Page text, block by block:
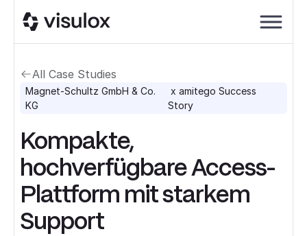
All Case Studies
Magnet-Schultz GmbH & Co.
KG
x amitego Success
Story
Kompakte,
hochverfügbare Access-
Plattform mit starkem
Support